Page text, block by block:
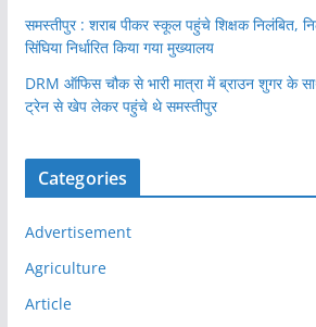
समस्तीपुर : शराब पीकर स्कूल पहुंचे शिक्षक निलंबित,
सिंघिया निर्धारित किया गया मुख्यालय
DRM ऑफिस चौक से भारी मात्रा में ब्राउन शुगर के
ट्रेन से खेप लेकर पहुंचे थे समस्तीपुर
Categories
Advertisement
Agriculture
Article